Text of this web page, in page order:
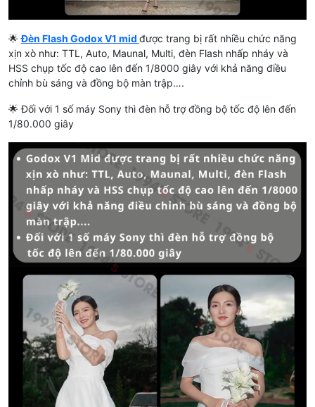
🌟Đèn Flash Godox V1 mid được trang bị rất nhiều chức năng
xịn xò như: TTL, Auto, Maunal, Multi, đèn Flash nhấp nháy và
HSS chụp tốc độ cao lên đến 1/8000 giây với khả năng điều
chỉnh bù sáng và đồng bộ màn trập….
🌟 Đối với 1 số máy Sony thì đèn hỗ trợ đồng bộ tốc độ lên đến
1/80.000 giây